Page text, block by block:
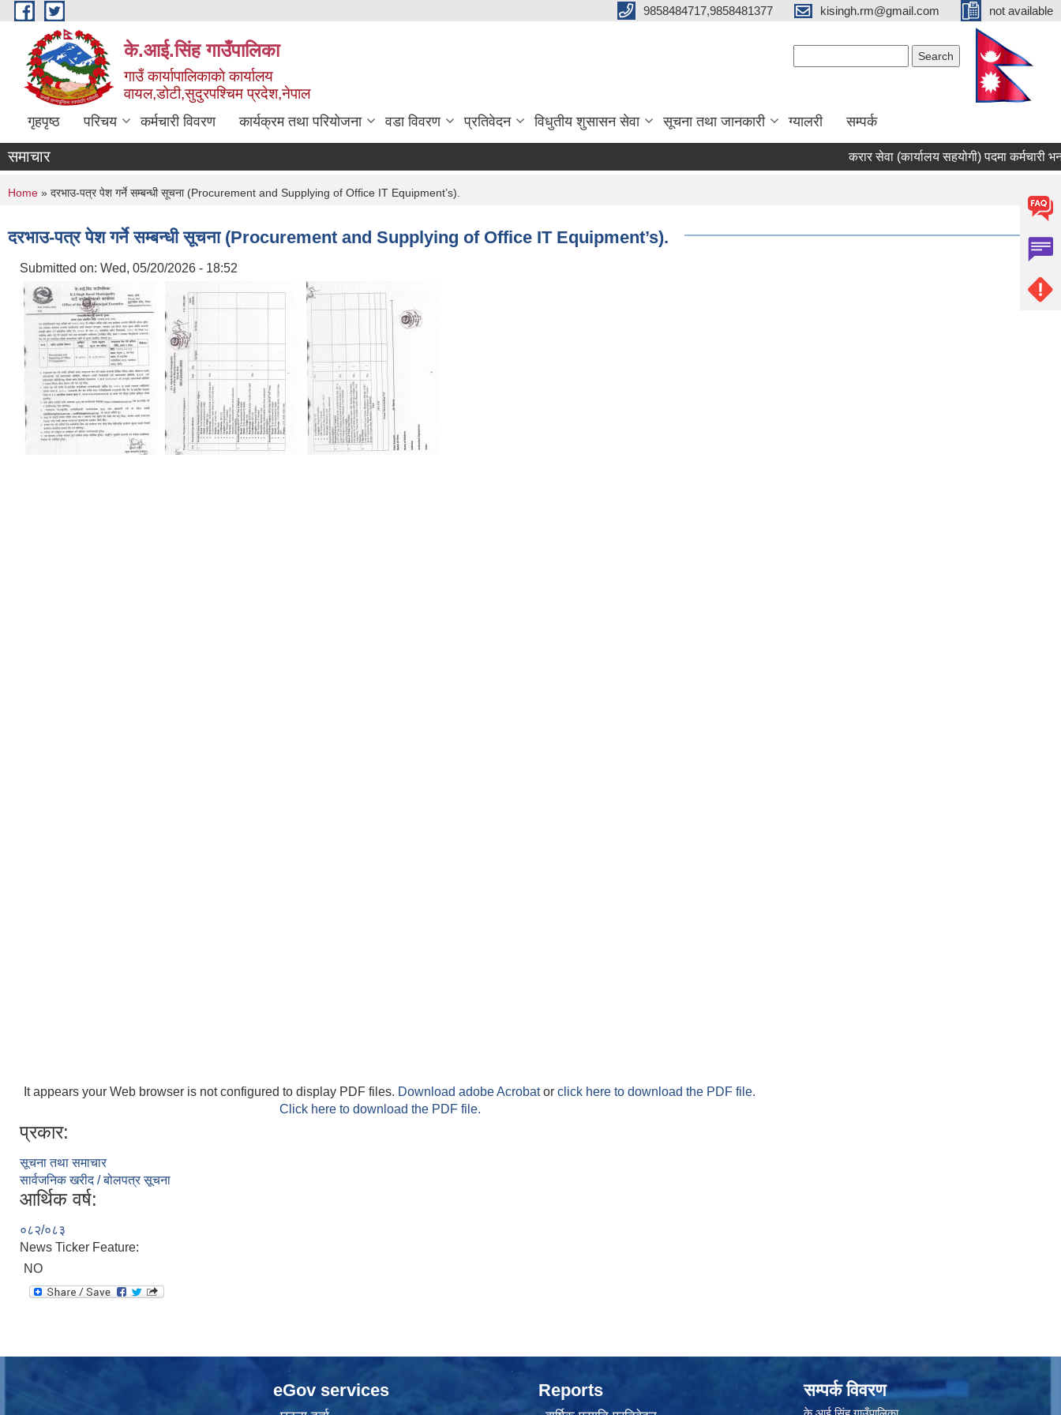
Skip to main content 9858484717,9858481377 kisingh.rm@gmail.com not available
के.आई.सिंह गाउँपालिका
गाउँ कार्यापालिकाकाे कार्यालय
वायल,डोटी,सुदुरपश्चिम प्रदेश,नेपाल
गृहपृष्ठ परिचय कर्मचारी विवरण कार्यक्रम तथा परियोजना वडा विवरण प्रतिवेदन विधुतीय शुसासन सेवा सूचना तथा जानकारी ग्यालरी सम्पर्क
समाचार करार सेवा (कार्यालय सहयोगी) पदमा कर्मचारी भर्ना
You are here
Home » दरभाउ-पत्र पेश गर्ने सम्बन्धी सूचना (Procurement and Supplying of Office IT Equipment’s).
दरभाउ-पत्र पेश गर्ने सम्बन्धी सूचना (Procurement and Supplying of Office IT Equipment’s).
Submitted on: Wed, 05/20/2026 - 18:52
It appears your Web browser is not configured to display PDF files. Download adobe Acrobator click here to download the PDF file.
Click here to download the PDF file.
प्रकार:
सूचना तथा समाचार
सार्वजनिक खरीद / बोलपत्र सूचना
आर्थिक वर्ष:
०८२/०८३
News Ticker Feature:
NO
eGov services Reports सम्पर्क विवरण